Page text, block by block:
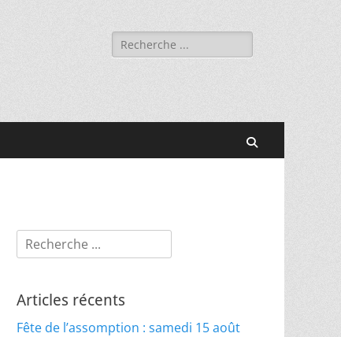
Rechercher :
Rechercher :
Articles récents
Fête de l’assomption : samedi 15 août